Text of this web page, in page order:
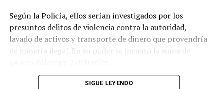
Según la Policía, ellos serían investigados por los
presuntos delitos de violencia contra la autoridad,
lavado de activos y transporte de dinero que provendría
de minería ilegal. En su poder se incautó la suma de
SIGUE LEYENDO